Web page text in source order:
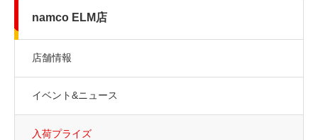
namco ELM店
店舗情報
イベント&ニュース
入荷プライズ